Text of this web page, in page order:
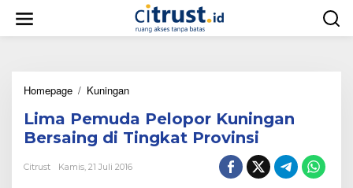
w
Homepage / Kuningan
m
a
P
e
m
Lima Pemuda Pelopor Kuningan
Bersaing di Tingkat Provinsi
Citrust Kamis, 21 Juli 2016